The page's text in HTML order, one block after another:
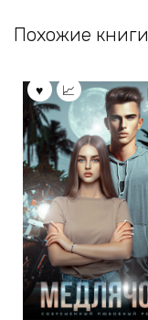
Похожие книги